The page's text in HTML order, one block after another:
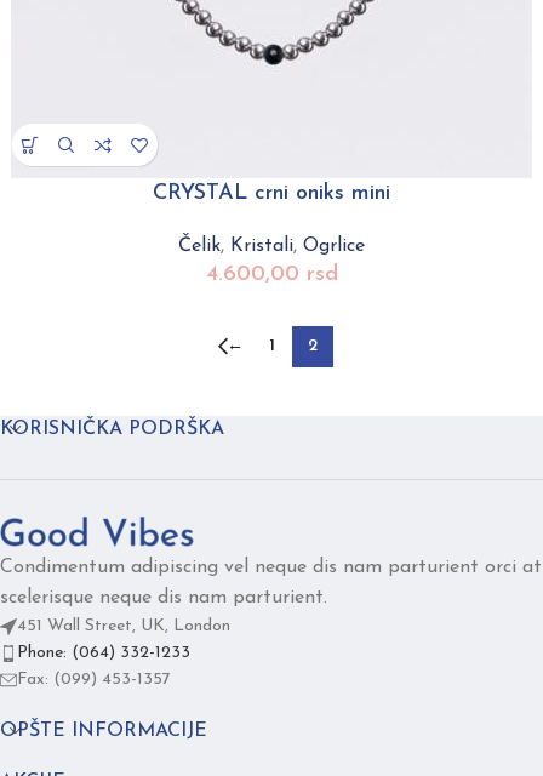
CRYSTAL crni oniks mini
Čelik, Kristali, Ogrlice
4.600,00 rsd
← 1 2
KORISNIČKA PODRŠKA
Condimentum adipiscing vel neque dis nam parturient orci at
scelerisque neque dis nam parturient.
451 Wall Street, UK, London
Phone: (064) 332-1233
Fax: (099) 453-1357
OPŠTE INFORMACIJE